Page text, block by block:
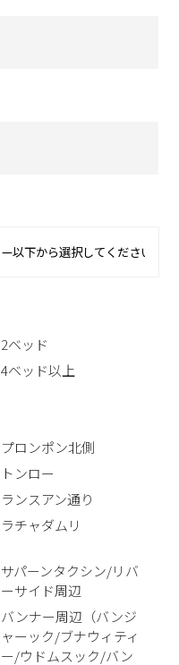
2ベッド
4ベッド以上
プロンポン北側
トンロー
ランスアン通り
ラチャダムリ
サパーンタクシン/リバ
ーサイド周辺
バンナー周辺（バンジ
ャーック/ブナウィティ
ー/ウドムスック/バン